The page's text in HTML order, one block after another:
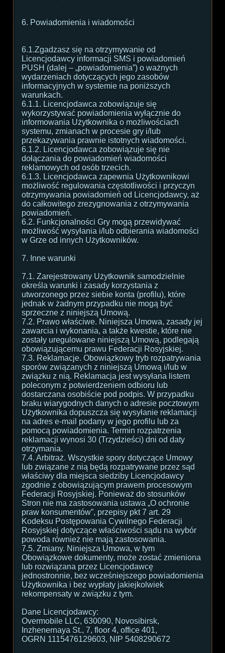
6. Powiadomienia i wiadomości
6.1.Zgadzasz się na otrzymywanie od
Licencjodawcy informacji SMS i powiadomień
PUSH (dalej – „powiadomienia”) o ważnych
wydarzeniach dotyczących jego zasobów
informacyjnych w systemie na poniższych
warunkach.
6.1.1. Licencjodawca zobowiązuje się
wykorzystywać powiadomienia wyłącznie do
informowania Użytkownika o możliwościach
systemu, zmianach w procesie gry i/lub
przekazywania prawnie istotnych wiadomości.
6.1.2. Licencjodawca zobowiązuje się nie
dołączania do powiadomień wiadomości
reklamowych od osób trzecich.
6.1.3. Licencjodawca zapewnia Użytkownikowi
możliwość regulowania częstotliwości i przyczyn
otrzymywania powiadomień od Licencjodawcy, aż
do całkowitego zrezygnowania z otrzymywania
powiadomień.
6.2. Funkcjonalności Gry mogą przewidywać
możliwość wysyłania i/lub odbierania wiadomości
w Grze od innych Użytkowników.
7. Inne warunki
7.1. Zarejestrowany Użytkownik samodzielnie
określa warunki i zasady korzystania z
utworzonego przez siebie konta (profilu), które
jednak w żadnym przypadku nie mogą być
sprzeczne z niniejszą Umową.
7.2. Prawo właściwe. Niniejsza Umowa, zasady jej
zawarcia i wykonania, a także kwestie, które nie
zostały uregulowane niniejszą Umową, podlegają
obowiązującemu prawu Federacji Rosyjskiej.
7.3. Reklamacje. Obowiązkowy tryb rozpatrywania
sporów związanych z niniejszą Umową i/lub w
związku z nią. Reklamacja jest wysyłana listem
poleconym z potwierdzeniem odbioru lub
dostarczana osobiście pod podpis. W przypadku
braku wiarygodnych danych o adresie pocztowym
Użytkownika dopuszcza się wysyłanie reklamacji
na adres e-mail podany w jego profilu lub za
pomocą powiadomienia. Termin rozpatrzenia
reklamacji wynosi 30 (Trzydzieści) dni od daty
otrzymania.
7.4. Arbitraż. Wszystkie spory dotyczące Umowy
lub związane z nią będą rozpatrywane przez sąd
właściwy dla miejsca siedziby Licencjodawcy
zgodnie z obowiązującym prawem procesowym
Federacji Rosyjskiej. Ponieważ do stosunków
Stron nie ma zastosowania ustawa „O ochronie
praw konsumentów”, przepisy pkt 7 art. 29
Kodeksu Postępowania Cywilnego Federacji
Rosyjskiej dotyczące właściwości sądu na wybór
powoda również nie mają zastosowania.
7.5. Zmiany. Niniejsza Umowa, w tym
Obowiązkowe dokumenty, może zostać zmieniona
lub rozwiązana przez Licencjodawcę
jednostronnie, bez wcześniejszego powiadomienia
Użytkownika i bez wypłaty jakiejkolwiek
rekompensaty w związku z tym.
Dane Licencjodawcy:
Overmobile LLC, 630090, Novosibirsk,
Inzhenernaya St., 7, floor 4, office 401,
OGRN 1115476129603, NIP 5408290672